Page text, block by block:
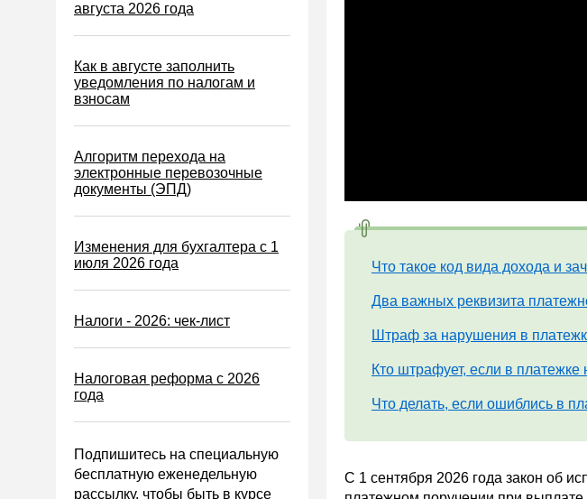
Водный налог
Экологический налог
Налог на игорный бизнес
Акцизы
Уплата налогов (взносов)
Возврат и зачет налогов
Налоговые проверки
Самозанятые
Банк
Онлайн-кассы ККТ ККМ
Блокировка счета
МСФО
деятельности (АХД)
Охрана труда и аттестация
августа 2026 года
Как в августе заполнить
уведомления по налогам и
взносам
Алгоритм перехода на
электронные перевозочные
документы (ЭПД)
Изменения для бухгалтера с 1
июля 2026 года
Налоги - 2026: чек-лист
Налоговая реформа с 2026
года
Подпишитесь на специальную
бесплатную еженедельную
рассылку, чтобы быть в курсе
Что такое код вида дохода и
Два важных реквизита
Штраф за нарушения в
Кто штрафует, если в платежке
Что делать, если ошиблись в
С 1 сентября 2026 года закон об